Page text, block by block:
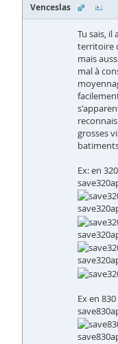
Venceslas
Tu sais,
territoire
mais
mal à
grosses
Ex: en
Ex en